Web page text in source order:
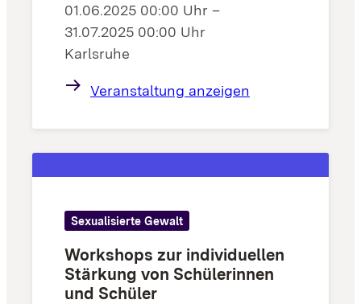
01.06.2025 00:00 Uhr –
31.07.2025 00:00 Uhr
Karlsruhe
Veranstaltung anzeigen
Sexualisierte Gewalt
Workshops zur individuellen
Stärkung von Schülerinnen
und Schüler